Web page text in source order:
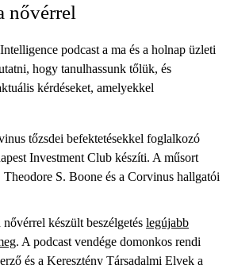
nővérrel
podcast a ma és a holnap üzleti
hogy tanulhassunk tőlük, és
kérdéseket, amelyekkel
tőzsdei befektetésekkel foglalkozó
Investment Club készíti. A műsort
S. Boone és a Corvinus hallgatói
készült beszélgetés legújabb
. A podcast vendége domonkos rendi
és a Keresztény Társadalmi Elvek a